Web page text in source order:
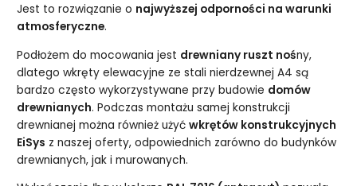
Jest to rozwiązanie o najwyższej odporności na warunki
atmosferyczne.
Podłożem do mocowania jest drewniany ruszt nośny,
dlatego wkręty elewacyjne ze stali nierdzewnej A4 są
bardzo często wykorzystywane przy budowie domów
drewnianych. Podczas montażu samej konstrukcji
drewnianej można również użyćwkrętów konstrukcyjnych
EiSys z naszej oferty, odpowiednich zarówno do budynków
drewnianych, jak i murowanych.